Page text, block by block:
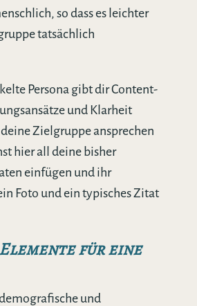
so dass es leichter
tatsächlich
Persona gibt dir Content-
und Klarheit
Zielgruppe ansprechen
hier all deine bisher
einfügen und ihr
Foto und ein typisches Zitat
für eine
und